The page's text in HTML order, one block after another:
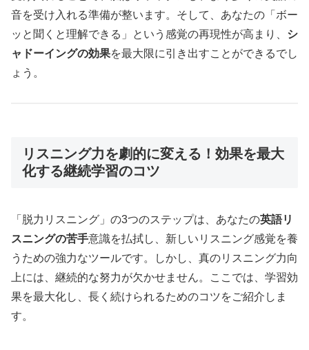
音を受け入れる準備が整います。そして、あなたの「ボー
ッと聞くと理解できる」という感覚の再現性が高まり、 シ
ャドーイングの効果を最大限に引き出すことができるでし
ょう。
リスニング力を劇的に変える！効果を最大
化する継続学習のコツ
「脱力リスニング」の3つのステップは、あなたの英語リ
スニングの苦手意識を払拭し、新しいリスニング感覚を養
うための強力なツールです。しかし、真のリスニング力向
上には、継続的な努力が欠かせません。ここでは、学習効
果を最大化し、長く続けられるためのコツをご紹介しま
す。